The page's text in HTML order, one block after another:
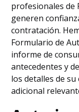
profesionales de
generen
contratación.
Formulario de
informe de
antecedentes y
los detalles de
adicional